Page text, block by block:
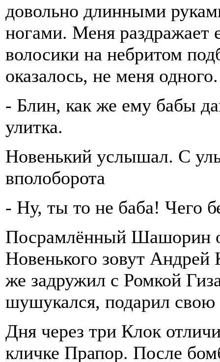
довольно длинными
ногами. Меня раздражает
волосики на небритом
оказалось, не меня
- Блин, как же ему бабы
улитка.
Новенький услышал. С
вполоборота
- Ну, ты то не баба! Чего
Посрамлённый Шашорин
Новенького зовут
же задружил с Ромкой
шушукался, подарил свою
Дня через три Клок
кличке Прапор. После